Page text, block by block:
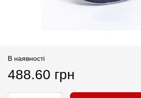
В наявності
488.60 грн